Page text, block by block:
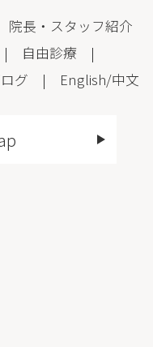
院長・スタッフ紹介
| 自由診療 |
グ | English/中文